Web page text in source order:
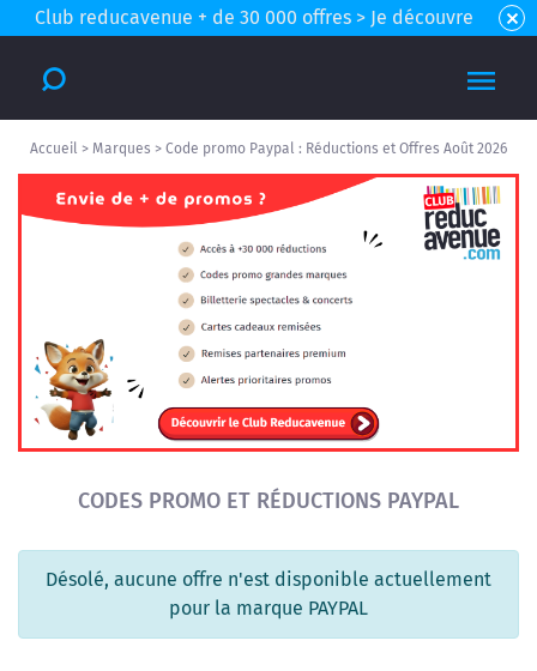
Club reducavenue + de 30 000 offres > Je découvre
Accueil > Marques > Code promo Paypal : Réductions et Offres Août 2026
CODES PROMO ET RÉDUCTIONS PAYPAL
Désolé, aucune offre n'est disponible actuellement
pour la marque PAYPAL